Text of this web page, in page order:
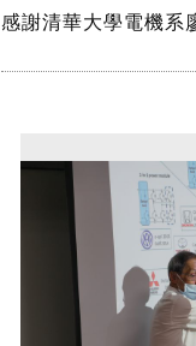
感謝清華大學電機系